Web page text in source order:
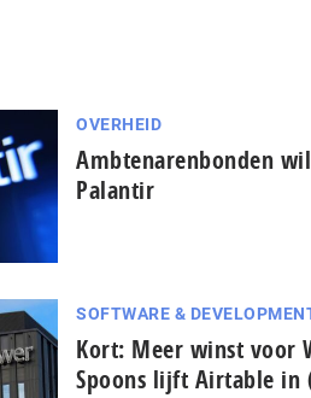
OVERHEID
Ambtenarenbonden
Palantir
SOFTWARE &
Kort: Meer winst voor
Spoons lijft Airtable in